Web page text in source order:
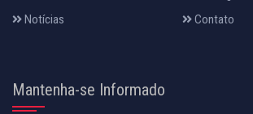
Notícias
Contato
Mantenha-se Informado